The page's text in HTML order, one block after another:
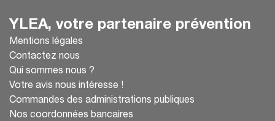
YLEA, votre partenaire prévention
Mentions légales
Contactez nous
Qui sommes nous ?
Votre avis nous intéresse !
Commandes des administrations publiques
Nos coordonnées bancaires